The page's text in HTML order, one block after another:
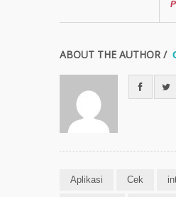
ABOUT THE AUTHOR /
Aplikasi Cek